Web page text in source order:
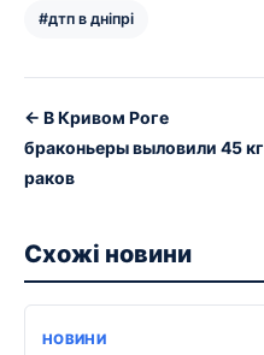
#дтп в дніпрі
← В Кривом Роге
браконьеры выловили 45 кг
раков
Схожі новини
НОВИНИ